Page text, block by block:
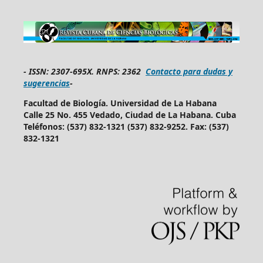
- ISSN: 2307-695X. RNPS: 2362 Contacto para dudas y
sugerencias-
Facultad de Biología. Universidad de La Habana
Calle 25 No. 455 Vedado, Ciudad de La Habana. Cuba
Teléfonos: (537) 832-1321 (537) 832-9252. Fax: (537)
832-1321